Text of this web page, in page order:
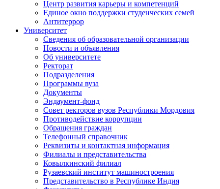
Центр развития карьеры и компетенций
Единое окно поддержки студенческих семей
Антитеррор
Университет
Сведения об образовательной организации
Новости и объявления
Об университете
Ректорат
Подразделения
Программы вуза
Документы
Эндаумент-фонд
Совет ректоров вузов Республики Мордовия
Противодействие коррупции
Обращения граждан
Телефонный справочник
Реквизиты и контактная информация
Филиалы и представительства
Ковылкинский филиал
Рузаевский институт машиностроения
Представительство в Республике Индия